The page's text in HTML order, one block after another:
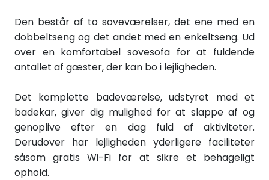
Den består af to soveværelser, det ene med en
dobbeltseng og det andet med en enkeltseng. Ud
over en komfortabel sovesofa for at fuldende
antallet af gæster, der kan bo i lejligheden.
Det komplette badeværelse, udstyret med et
badekar, giver dig mulighed for at slappe af og
genoplive efter en dag fuld af aktiviteter.
Derudover har lejligheden yderligere faciliteter
såsom gratis Wi-Fi for at sikre et behageligt
ophold.